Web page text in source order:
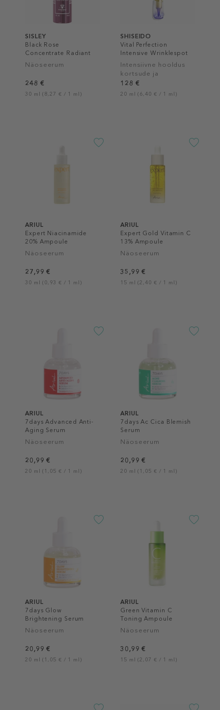
SISLEY
Black Rose
Concentrate Radiant
Youth Serum
Näoseerum
248 €
30 ml (8,27 € / 1 ml)
SHISEIDO
Vital Perfection
Intensive Wrinklespot
Treatment A+
Intensiivne hooldus
kortsude ja
pigmendilaikude vastu
128 €
20 ml (6,40 € / 1 ml)
ARIUL
Expert Niacinamide
20% Ampoule
Näoseerum
27,99 €
30 ml (0,93 € / 1 ml)
ARIUL
Expert Gold Vitamin C
13% Ampoule
Näoseerum
35,99 €
15 ml (2,40 € / 1 ml)
ARIUL
7days Advanced Anti-
Aging Serum
Näoseerum
20,99 €
20 ml (1,05 € / 1 ml)
ARIUL
7days Ac Cica Blemish
Serum
Näoseerum
20,99 €
20 ml (1,05 € / 1 ml)
ARIUL
7days Glow
Brightening Serum
Näoseerum
20,99 €
20 ml (1,05 € / 1 ml)
ARIUL
Green Vitamin C
Toning Ampoule
Näoseerum
30,99 €
15 ml (2,07 € / 1 ml)